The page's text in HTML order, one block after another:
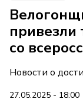
со
Новости о
27.05.2025 - 18:00